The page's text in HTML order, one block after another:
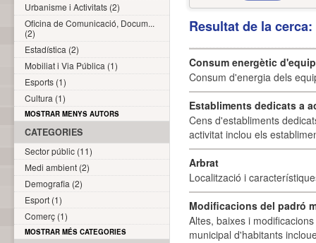
Resultat de la
Consum energètic
Consum d'energia dels
Establiments dedicats a
Cens d'establiments
activitat inclou els
Arbrat
Localització i
Modificacions del padró
Altes, baixes i
municipal d'habitants
Urbanisme i Activitats (2)
Oficina de Comunicació, Docum...
(2)
Estadística (2)
Mobiliat i Via Pública (1)
Esports (1)
Cultura (1)
MOSTRAR MENYS AUTORS
CATEGORIES
Sector públic (11)
Medi ambient (2)
Demografia (2)
Esport (1)
Comerç (1)
MOSTRAR MÉS CATEGORIES